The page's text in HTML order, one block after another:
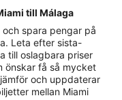
till Málaga
och spara pengar på
Leta efter sista-
till oslagbara priser
önskar få så mycket
och uppdaterar
mellan Miami